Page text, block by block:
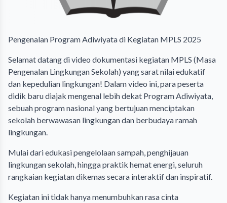
Pengenalan Program Adiwiyata di Kegiatan MPLS 2025
Selamat datang di video dokumentasi kegiatan MPLS (Masa
Pengenalan Lingkungan Sekolah) yang sarat nilai edukatif
dan kepedulian lingkungan! Dalam video ini, para peserta
didik baru diajak mengenal lebih dekat Program Adiwiyata,
sebuah program nasional yang bertujuan menciptakan
sekolah berwawasan lingkungan dan berbudaya ramah
lingkungan.
Mulai dari edukasi pengelolaan sampah, penghijauan
lingkungan sekolah, hingga praktik hemat energi, seluruh
rangkaian kegiatan dikemas secara interaktif dan inspiratif.
Kegiatan ini tidak hanya menumbuhkan rasa cinta